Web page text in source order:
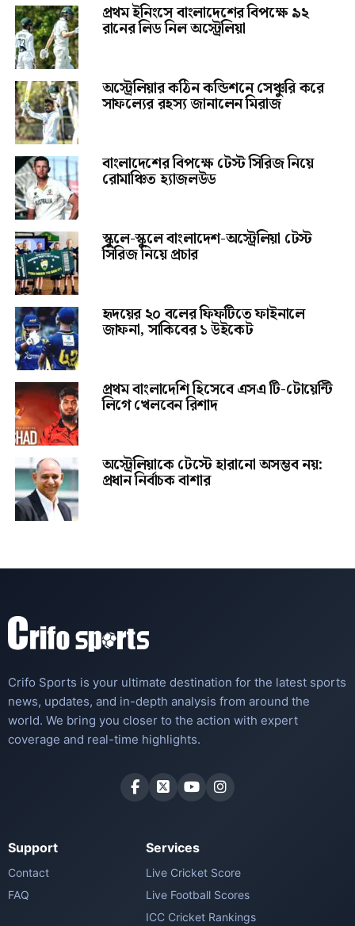
প্রথম ইনিংসে বাংলাদেশের বিপক্ষে ৯২
রানের লিড নিল অস্ট্রেলিয়া
অস্ট্রেলিয়ার কঠিন কন্ডিশনে সেঞ্চুরি করে
সাফল্যের রহস্য জানালেন মিরাজ
বাংলাদেশের বিপক্ষে টেস্ট সিরিজ নিয়ে
রোমাঞ্চিত হ্যাজলউড
স্কুলে-স্কুলে বাংলাদেশ-অস্ট্রেলিয়া টেস্ট
সিরিজ নিয়ে প্রচার
হৃদয়ের ২০ বলের ফিফটিতে ফাইনালে
জাফনা, সাকিবের ১ উইকেট
প্রথম বাংলাদেশি হিসেবে এসএ টি-টোয়েন্টি
লিগে খেলবেন রিশাদ
অস্ট্রেলিয়াকে টেস্টে হারানো অসম্ভব নয়:
প্রধান নির্বাচক বাশার
Crifo Sports is your ultimate destination for the latest sports
news, updates, and in-depth analysis from around the
world. We bring you closer to the action with expert
coverage and real-time highlights.
Support
Contact
FAQ
Services
Live Cricket Score
Live Football Scores
ICC Cricket Rankings